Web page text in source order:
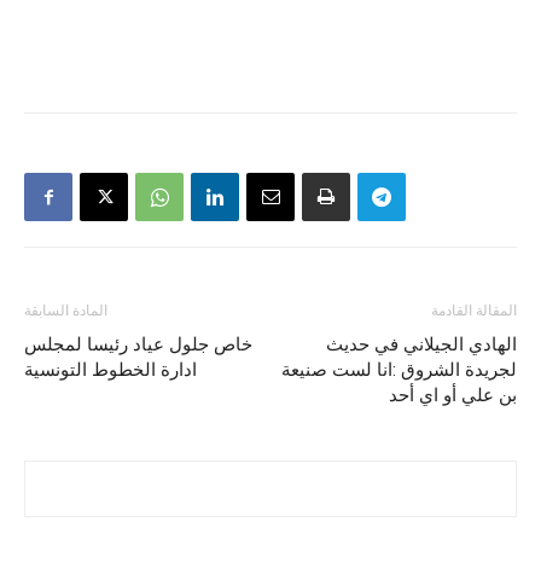
المادة السابقة
خاص جلول عياد رئيسا لمجلس
ادارة الخطوط التونسية
المقالة القادمة
الهادي الجيلاني في حديث
لجريدة الشروق :انا لست صنيعة
بن علي أو اي أحد